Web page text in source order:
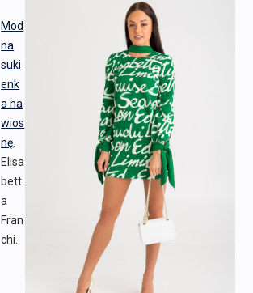
Mod
na
suki
enk
a na
wios
nę
Elisa
bett
a
Fran
chi.